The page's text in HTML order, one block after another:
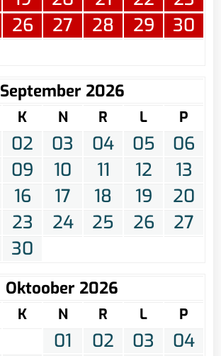
26 27 28 29
30
September 2026
K N R L P
02 03 04 05
06
09 10 11 12
13
16 17 18 19
20
23 24 25 26
27
30
Oktoober 2026
K N R L P
01 02 03
04